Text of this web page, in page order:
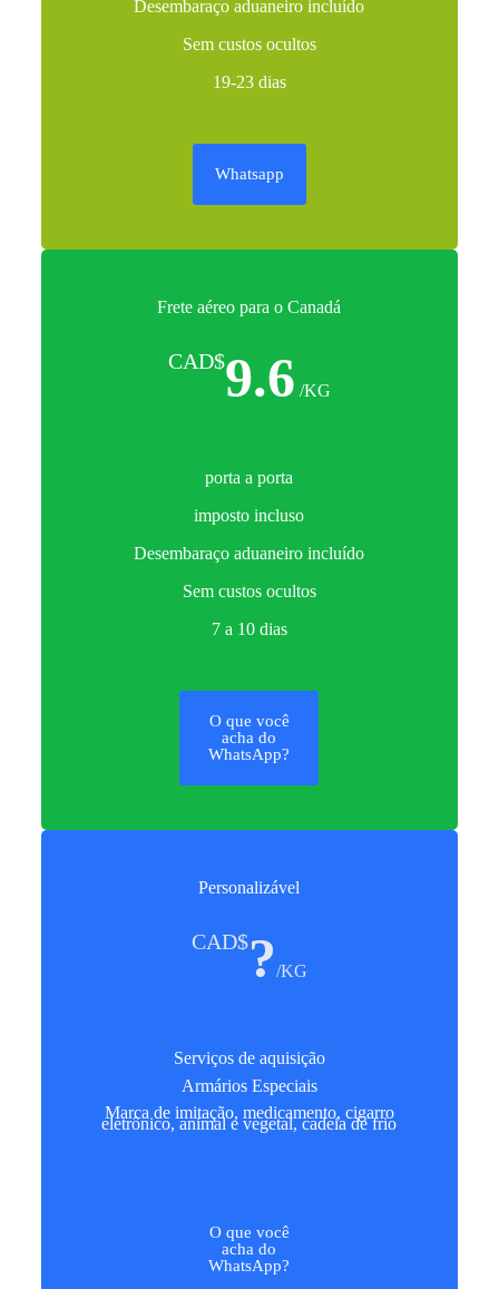
Desembaraço aduaneiro incluído
Sem custos ocultos
19-23 dias
Whatsapp
Frete aéreo para o Canadá
CAD$9.6 /KG
porta a porta
imposto incluso
Desembaraço aduaneiro incluído
Sem custos ocultos
7 a 10 dias
O que você
acha do
WhatsApp?
Personalizável
CAD$?/KG
Serviços de aquisição
Armários Especiais
Marca de imitação, medicamento, cigarro
eletrônico, animal e vegetal, cadeia de frio
O que você
acha do
WhatsApp?